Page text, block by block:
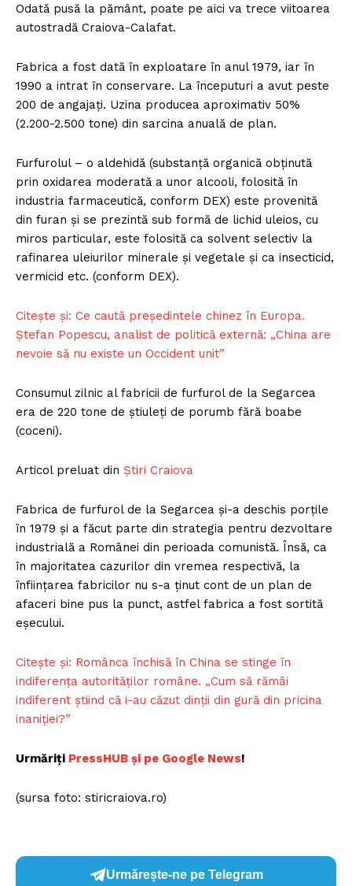
Odată pusă la pământ, poate pe aici va trece viitoarea
autostradă Craiova-Calafat.
Fabrica a fost dată în exploatare în anul 1979, iar în
1990 a intrat în conservare. La începuturi a avut peste
200 de angajați. Uzina producea aproximativ 50%
(2.200-2.500 tone) din sarcina anuală de plan.
Furfurolul – o aldehidă (substanță organică obținută
prin oxidarea moderată a unor alcooli, folosită în
industria farmaceutică, conform DEX) este provenită
din furan și se prezintă sub formă de lichid uleios, cu
miros particular, este folosită ca solvent selectiv la
rafinarea uleiurilor minerale și vegetale și ca insecticid,
vermicid etc. (conform DEX).
Citește și: Ce caută președintele chinez în Europa.
Ștefan Popescu, analist de politică externă: „China are
nevoie să nu existe un Occident unit”
Consumul zilnic al fabricii de furfurol de la Segarcea
era de 220 tone de știuleți de porumb fără boabe
(coceni).
Articol preluat din Știri Craiova
Fabrica de furfurol de la Segarcea și-a deschis porțile
în 1979 și a făcut parte din strategia pentru dezvoltare
industrială a Românei din perioada comunistă. Însă, ca
în majoritatea cazurilor din vremea respectivă, la
înființarea fabricilor nu s-a ținut cont de un plan de
afaceri bine pus la punct, astfel fabrica a fost sortită
eșecului.
Citește și: Românca închisă în China se stinge în
indiferența autorităților române. „Cum să rămâi
indiferent știind că i-au căzut dinții din gură din pricina
inaniției?”
Urmăriți PressHUB și pe Google News!
(sursa foto: stiricraiova.ro)
Urmărește-ne pe Telegram